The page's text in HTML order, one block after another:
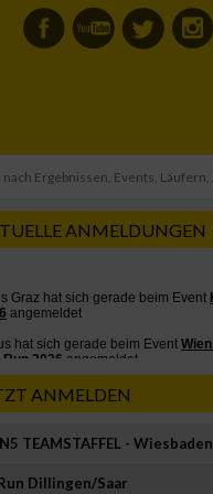
ANMELDUNGEN
ANMELDEN
TEAMSTAFFEL - Wiesbaden
Dillingen/Saar